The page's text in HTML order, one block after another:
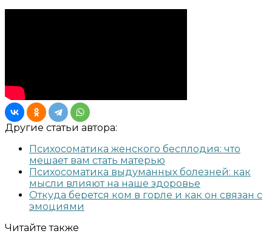
Другие статьи автора:
Психосоматика женского бесплодия: что
мешает вам стать матерью
Психосоматика выдуманных болезней: как
мысли влияют на наше здоровье
Откуда берется ком в горле и как он связан с
эмоциями
Читайте также